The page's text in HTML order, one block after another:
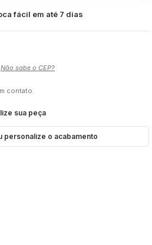
fácil em até 7 dias
Não sabe o CEP?
contato.
sua peça
personalize o acabamento